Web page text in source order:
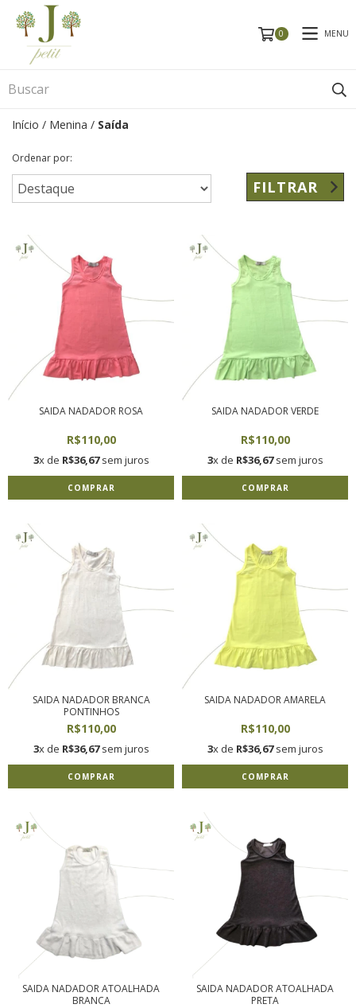
0 MENU
Início / Menina / Saída
Ordenar por:
FILTRAR
SAIDA NADADOR ROSA
R$110,00
3x de R$36,67sem juros
COMPRAR
SAIDA NADADOR VERDE
R$110,00
3x de R$36,67sem juros
COMPRAR
SAIDA NADADOR BRANCA
PONTINHOS
R$110,00
3x de R$36,67sem juros
COMPRAR
SAIDA NADADOR AMARELA
R$110,00
3x de R$36,67sem juros
COMPRAR
SAIDA NADADOR ATOALHADA
BRANCA
SAIDA NADADOR ATOALHADA
PRETA